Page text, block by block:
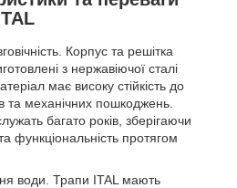
Корпус та решітка
з нержавіючої сталі
має високу стійкість до
та механічних пошкоджень.
багато років, зберігаючи
функціональність протягом
води. Трапи ITAL мають